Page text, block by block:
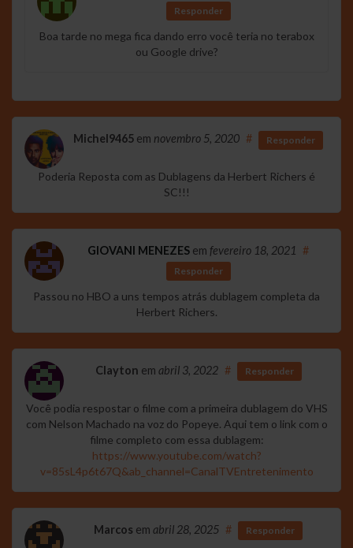
Responder
Boa tarde no mega fica dando erro você teria no terabox
ou Google drive?
Michel9465 em novembro 5, 2020 # Responder
Poderia Reposta com as Dublagens da Herbert Richers é
SC!!!
GIOVANI MENEZES em fevereiro 18, 2021 #
Responder
Passou no HBO a uns tempos atrás dublagem completa da
Herbert Richers.
Clayton em abril 3, 2022 # Responder
Você podia respostar o filme com a primeira dublagem do VHS
com Nelson Machado na voz do Popeye. Aqui tem o link com o
filme completo com essa dublagem:
https://www.youtube.com/watch?
v=85sL4p6t67Q&ab_channel=CanalTVEntretenimento
Marcos em abril 28, 2025 # Responder